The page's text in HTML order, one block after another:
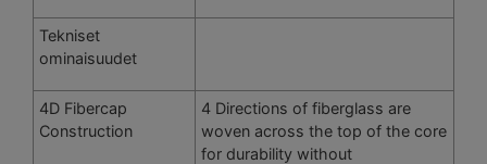
Tekniset
ominaisuudet
4D Fibercap
Construction
4 Directions of fiberglass are
woven across the top of the core
for durability without